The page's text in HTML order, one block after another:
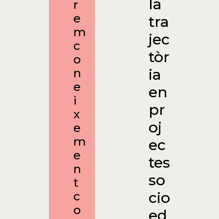
r
e
m
c
o
n
e
i
x
e
m
e
n
t
c
o
la
tra
jec
tòr
ia
en
pr
oj
ec
tes
so
cio